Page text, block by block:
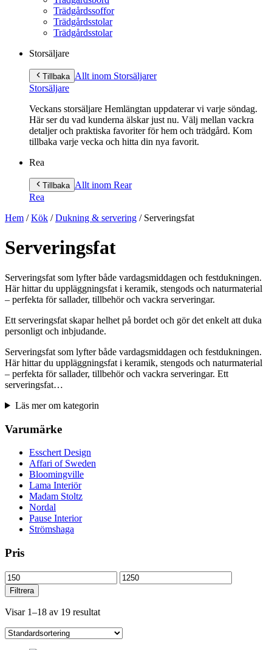
Trädgårdssoffor
Trädgårdsstolar
Trädgårdsstolar
Storsäljare
Tillbaka Allt inom Storsäljarer
Storsäljare
Veckans storsäljare Hemlängtan uppdaterar vi varje söndag.
Här ser du vad kunderna älskar just nu. Välj mellan vackra
detaljer och praktiska favoriter för hem och trädgård. Kom
tillbaka varje vecka och hitta din nya favorit.
Rea
Tillbaka Allt inom Rear
Rea
Hem /Kök /Dukning & servering / Serveringsfat
Serveringsfat
Serveringsfat som lyfter både vardagsmiddagen och festdukningen.
Här hittar du uppläggningsfat i keramik, stengods och naturmaterial
– perfekta för sallader, tillbehör och vackra serveringar.
Ett serveringsfat skapar helhet på bordet och gör det enkelt att duka
personligt och inbjudande.
Serveringsfat som lyfter både vardagsmiddagen och festdukningen.
Här hittar du uppläggningsfat i keramik, stengods och naturmaterial
– perfekta för sallader, tillbehör och vackra serveringar. Ett
serveringsfat…
Läs mer om kategorin
Varumärke
Esschert Design
Affari of Sweden
Bloomingville
Lama Interiör
Madam Stoltz
Nordal
Pause Interior
Strömshaga
Pris
Min
pris
Max
pris
Filtrera
Visar 1–18 av 19 resultat